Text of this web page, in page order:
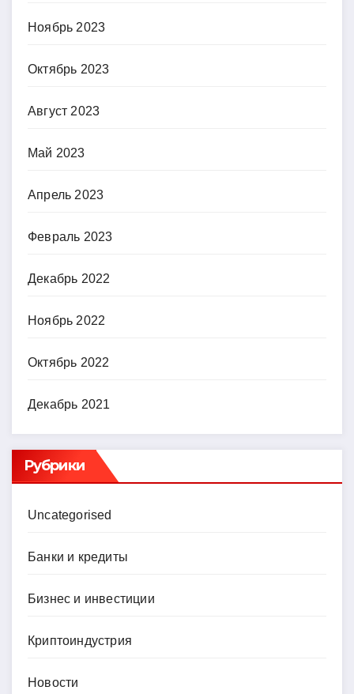
Ноябрь 2023
Октябрь 2023
Август 2023
Май 2023
Апрель 2023
Февраль 2023
Декабрь 2022
Ноябрь 2022
Октябрь 2022
Декабрь 2021
Рубрики
Uncategorised
Банки и кредиты
Бизнес и инвестиции
Криптоиндустрия
Новости